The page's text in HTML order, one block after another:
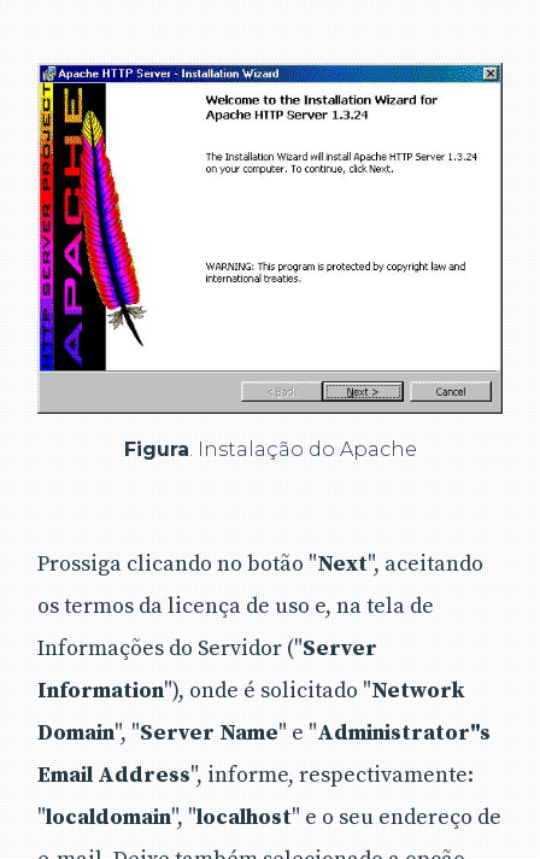
Figura. Instalação do Apache
Prossiga clicando no botão "Next", aceitando
os termos da licença de uso e, na tela de
Informações do Servidor ("Server
Information"), onde é solicitado "Network
Domain", "Server Name" e "Administrator"s
Email Address", informe, respectivamente:
"localdomain", "localhost" e o seu endereço de